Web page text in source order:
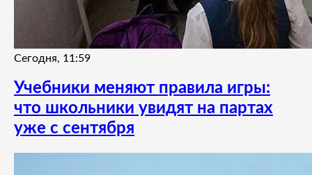
Сегодня, 11:59
Учебники меняют правила игры:
что школьники увидят на партах
уже с сентября